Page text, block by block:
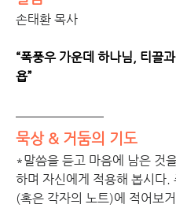
손태환 목사
“폭풍우 가운데 하나님, 티끌
욥”
묵상 & 거둠의 기도
*말씀을 듣고 마음에 남은 것
하며 자신에게 적용해 봅시다.
(혹은 각자의 노트)에 적어보